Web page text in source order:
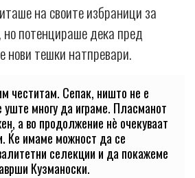
на своите избраници за
но потенцираше дека пред
нови тешки натпревари.
честитам. Сепак, ништо не е
многу да играме. Пласманот
а во продолжение нè очекуваат
Ќе имаме можност да се
селекции и да покажеме
Кузманоски.